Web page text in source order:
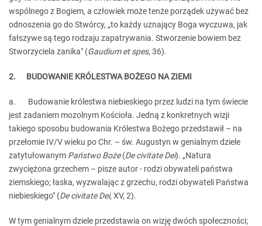
wspólnego z Bogiem, a człowiek może tenże porządek używać bez
odnoszenia go do Stwórcy, „to każdy uznający Boga wyczuwa, jak
fałszywe są tego rodzaju zapatrywania. Stworzenie bowiem bez
Stworzyciela zanika" (Gaudium et spes, 36).
2. BUDOWANIE KRÓLESTWA BOŻEGO NA ZIEMI
a. Budowanie królestwa niebieskiego przez ludzi na tym świecie
jest zadaniem mozolnym Kościoła. Jedną z konkretnych wizji
takiego sposobu budowania Królestwa Bożego przedstawił – na
przełomie IV/V wieku po Chr. – św. Augustyn w genialnym dziele
zatytułowanym Państwo Boże(De civitate Dei). „Natura
zwyciężona grzechem – pisze autor - rodzi obywateli państwa
ziemskiego; łaska, wyzwalając z grzechu, rodzi obywateli Państwa
niebieskiego" (De civitate Dei,XV, 2).
W tym genialnym dziele przedstawia on wizję dwóch społeczności;